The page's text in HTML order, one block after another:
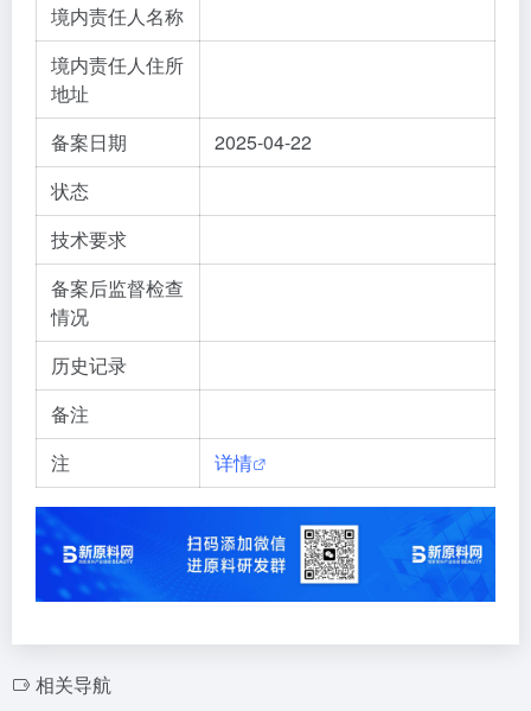
境内责任人名称
境内责任人住所
地址
备案日期
2025-04-22
状态
技术要求
备案后监督检查
情况
历史记录
备注
注
详情
相关导航